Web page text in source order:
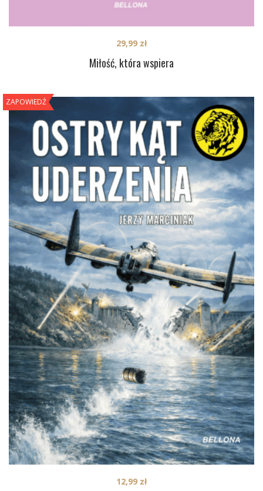
Miłość, która wspiera
29,99 zł
ZAPOWIEDŹ
12,99 zł